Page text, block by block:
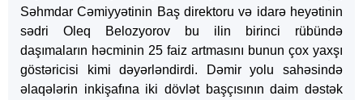
Səhmdar Cəmiyyətinin Baş direktoru və idarə heyətinin
sədri Oleq Belozyorov bu ilin birinci rübündə
daşımaların həcminin 25 faiz artmasını bunun çox yaxşı
göstəricisi kimi dəyərləndirdi. Dəmir yolu sahəsində
əlaqələrin inkişafına iki dövlət başçısının daim dəstək